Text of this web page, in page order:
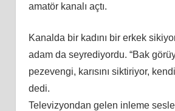
amatör kanalı açtı.
Kanalda bir kadını bir erkek
adamda seyrediyordu. “Bak
pezevengi, karısını siktiriyor,
dedi.
Televizyondan gelen inleme